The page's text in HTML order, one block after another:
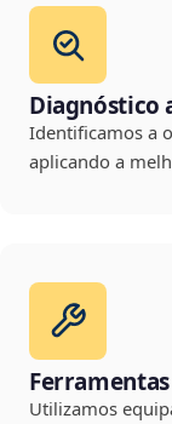
Diagnóstico
Identificamos a
aplicando a
Utilizamos